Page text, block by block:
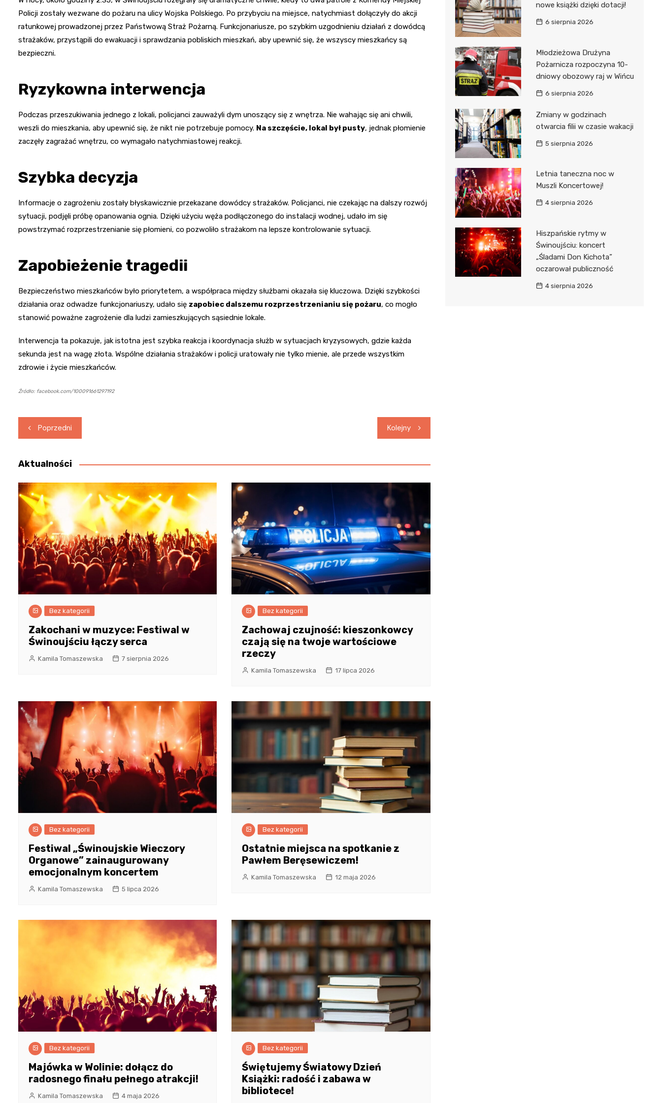
Policji zostały wezwane do pożaru na ulicy Wojska Polskiego. Po przybyciu na miejsce, natychmiast dołączyły do akcji
ratunkowej prowadzonej przez Państwową Straż Pożarną. Funkcjonariusze, po szybkim uzgodnieniu działań z dowódcą
strażaków, przystąpili do ewakuacji i sprawdzania pobliskich mieszkań, aby upewnić się, że wszyscy mieszkańcy są
bezpieczni.
Ryzykowna interwencja
Podczas przeszukiwania jednego z lokali, policjanci zauważyli dym unoszący się z wnętrza. Nie wahając się ani chwili,
weszli do mieszkania, aby upewnić się, że nikt nie potrzebuje pomocy. Na szczęście, lokal był pusty, jednak płomienie
zaczęły zagrażać wnętrzu, co wymagało natychmiastowej reakcji.
Szybka decyzja
Informacje o zagrożeniu zostały błyskawicznie przekazane dowódcy strażaków. Policjanci, nie czekając na dalszy rozwój
sytuacji, podjęli próbę opanowania ognia. Dzięki użyciu węża podłączonego do instalacji wodnej, udało im się
powstrzymać rozprzestrzenianie się płomieni, co pozwoliło strażakom na lepsze kontrolowanie sytuacji.
Zapobieżenie tragedii
Bezpieczeństwo mieszkańców było priorytetem, a współpraca między służbami okazała się kluczowa. Dzięki szybkości
działania oraz odwadze funkcjonariuszy, udało się zapobiec dalszemu rozprzestrzenianiu się pożaru, co mogło
stanowić poważne zagrożenie dla ludzi zamieszkujących sąsiednie lokale.
Interwencja ta pokazuje, jak istotna jest szybka reakcja i koordynacja służb w sytuacjach kryzysowych, gdzie każda
sekunda jest na wagę złota. Wspólne działania strażaków i policji uratowały nie tylko mienie, ale przede wszystkim
zdrowie i życie mieszkańców.
Źródło: facebook.com/100091661297192
Nawigacja
wpisu
Poprzedni Kolejny
Aktualności
Bez kategorii
Zakochani w muzyce: Festiwal w
Świnoujściu łączy serca
Kamila Tomaszewska 7 sierpnia 2026
Bez kategorii
Zachowaj czujność: kieszonkowcy
czają się na twoje wartościowe
rzeczy
Kamila Tomaszewska 17 lipca 2026
Bez kategorii
Festiwal „Świnoujskie Wieczory
Organowe” zainaugurowany
emocjonalnym koncertem
Kamila Tomaszewska 5 lipca 2026
Bez kategorii
Ostatnie miejsca na spotkanie z
Pawłem Beręsewiczem!
Kamila Tomaszewska 12 maja 2026
Bez kategorii
Majówka w Wolinie: dołącz do
radosnego finału pełnego atrakcji!
Kamila Tomaszewska 4 maja 2026
Bez kategorii
Świętujemy Światowy Dzień
Książki: radość i zabawa w
bibliotece!
nowe książki dzięki dotacji!
6 sierpnia 2026
Młodzieżowa Drużyna
Pożarnicza rozpoczyna 10-
dniowy obozowy raj w Wińcu
6 sierpnia 2026
Zmiany w godzinach
otwarcia filii w czasie wakacji
5 sierpnia 2026
Letnia taneczna noc w
Muszli Koncertowej!
4 sierpnia 2026
Hiszpańskie rytmy w
Świnoujściu: koncert
„Śladami Don Kichota”
oczarował publiczność
4 sierpnia 2026